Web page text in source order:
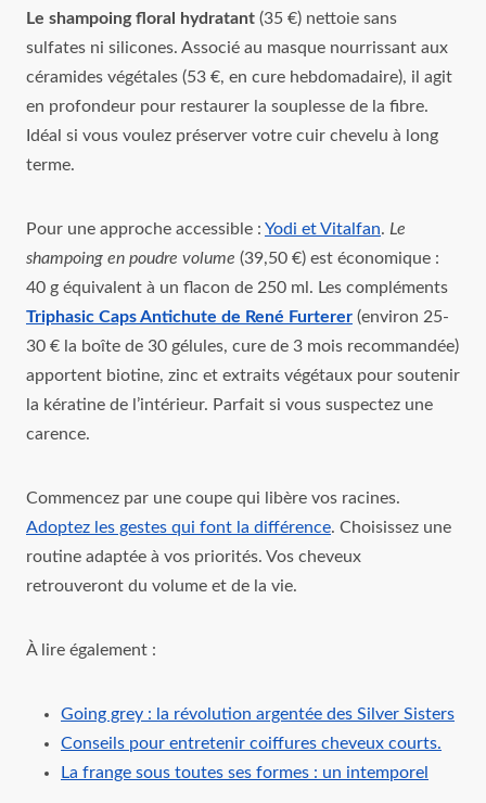
Le shampoing floral hydratant (35 €) nettoie sans
sulfates ni silicones. Associé au masque nourrissant aux
céramides végétales (53 €, en cure hebdomadaire), il agit
en profondeur pour restaurer la souplesse de la fibre.
Idéal si vous voulez préserver votre cuir chevelu à long
terme.
Pour une approche accessible : Yodi et Vitalfan. Le
shampoing en poudre volume (39,50 €) est économique :
40 g équivalent à un flacon de 250 ml. Les compléments
Triphasic Caps Antichute de René Furterer (environ 25-
30 € la boîte de 30 gélules, cure de 3 mois recommandée)
apportent biotine, zinc et extraits végétaux pour soutenir
la kératine de l’intérieur. Parfait si vous suspectez une
carence.
Commencez par une coupe qui libère vos racines.
Adoptez les gestes qui font la différence. Choisissez une
routine adaptée à vos priorités. Vos cheveux
retrouveront du volume et de la vie.
À lire également :
Going grey : la révolution argentée des Silver Sisters
Conseils pour entretenir coiffures cheveux courts.
La frange sous toutes ses formes : un intemporel